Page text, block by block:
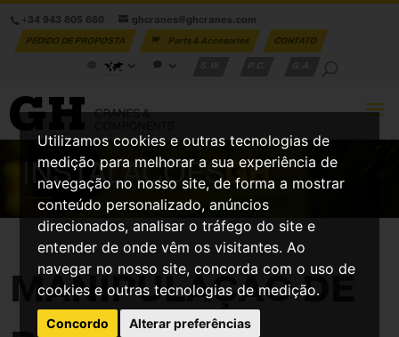
Utilizamos cookies e outras tecnologias de
medição para melhorar a sua experiência de
navegação no nosso site, de forma a mostrar
conteúdo personalizado, anúncios
direcionados, analisar o tráfego do site e
entender de onde vêm os visitantes. Ao
navegar no nosso site, concorda com o uso de
cookies e outras tecnologias de medição.
Concordo Alterar preferências
+34 943 805 660 ghcranes@ghcranes.com
PEDIDO DE PROPOSTA Parts & Accesories
CONTATO
INSTALAÇÕESGH
MANIPULAÇÃO DE